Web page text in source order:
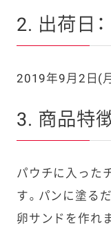
2. 出荷日：
2019年9月2日(
3. 商品特徴
パウチに入った
す。パンに塗る
卵サンドを作れ